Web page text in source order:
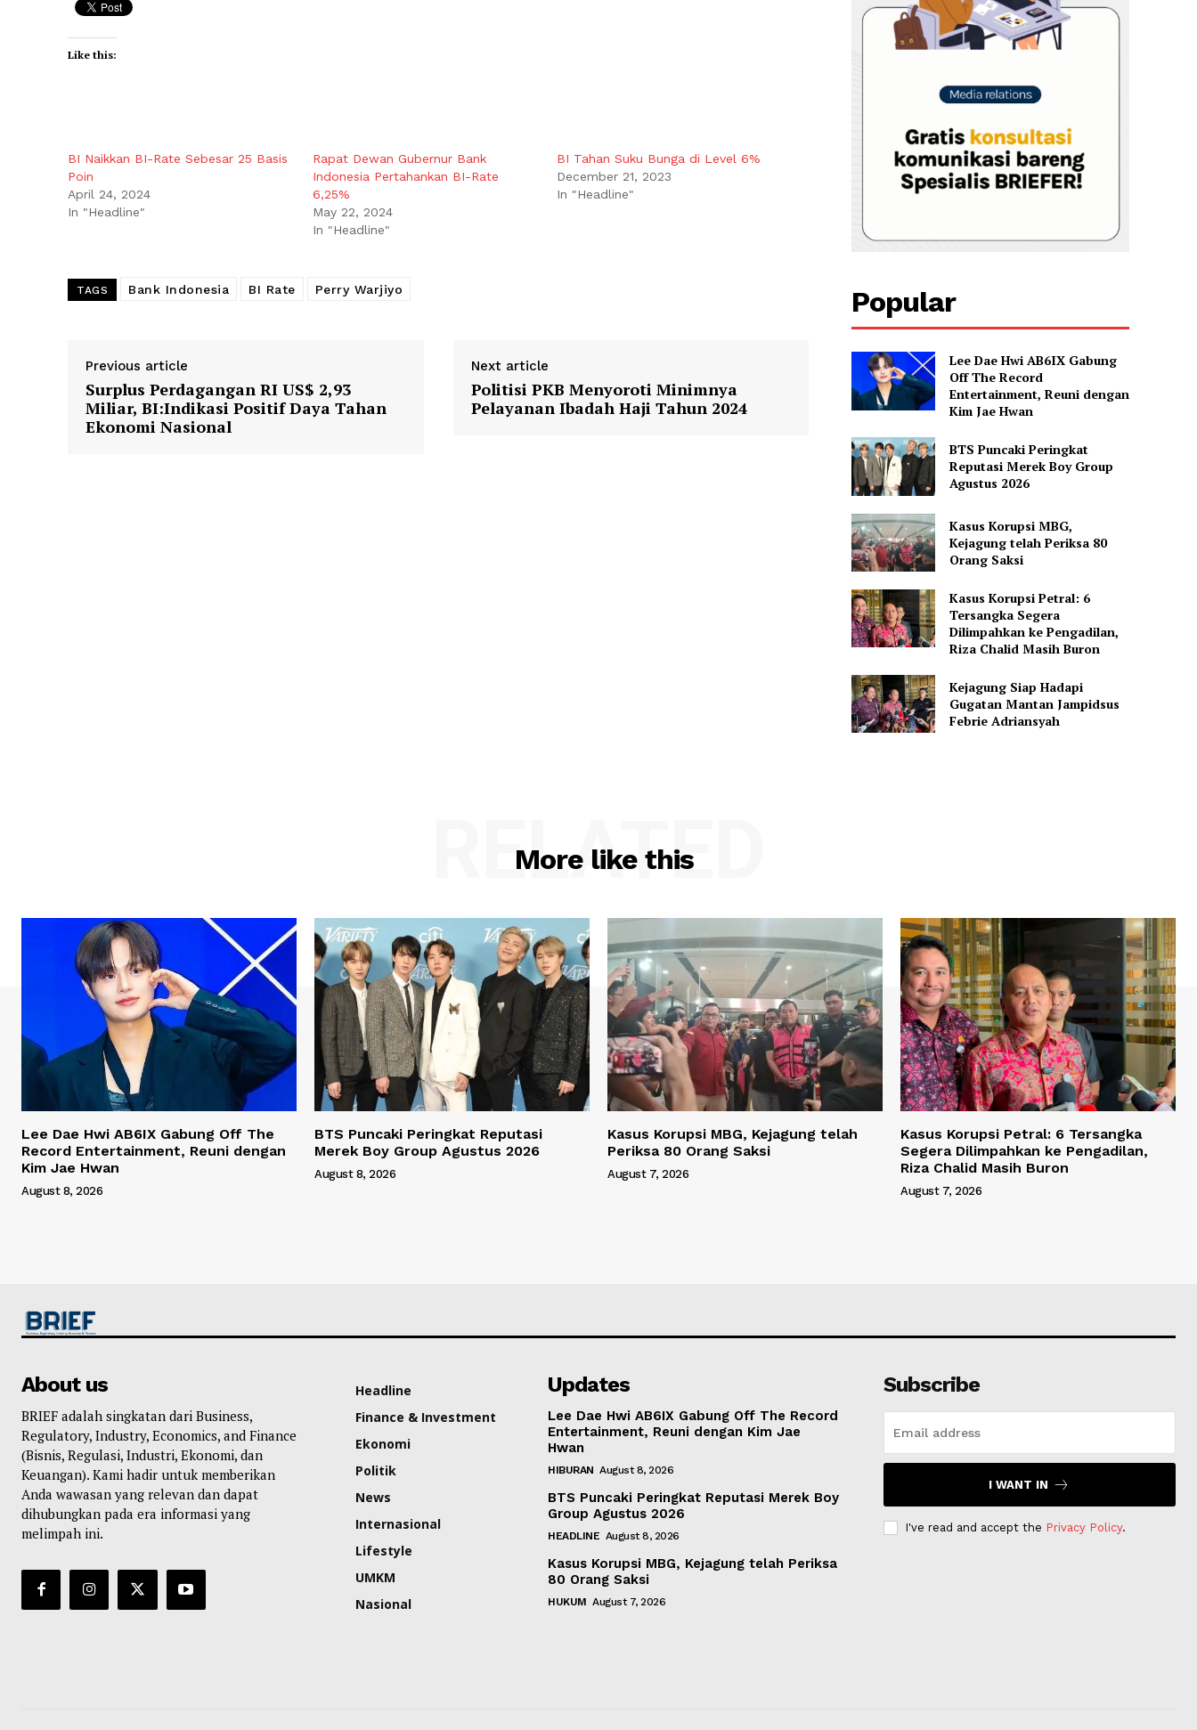
Like this:
BI Naikkan BI-Rate Sebesar 25 Basis
Poin
April 24, 2024
In "Headline"
Rapat Dewan Gubernur Bank
Indonesia Pertahankan BI-Rate
6,25%
May 22, 2024
In "Headline"
BI Tahan Suku Bunga di Level 6%
December 21, 2023
In "Headline"
TAGS Bank Indonesia BI Rate Perry Warjiyo
Previous article
Surplus Perdagangan RI US$ 2,93
Miliar, BI:Indikasi Positif Daya Tahan
Ekonomi Nasional
Next article
Politisi PKB Menyoroti Minimnya
Pelayanan Ibadah Haji Tahun 2024
Popular
Lee Dae Hwi AB6IX Gabung
Off The Record
Entertainment, Reuni dengan
Kim Jae Hwan
BTS Puncaki Peringkat
Reputasi Merek Boy Group
Agustus 2026
Kasus Korupsi MBG,
Kejagung telah Periksa 80
Orang Saksi
Kasus Korupsi Petral: 6
Tersangka Segera
Dilimpahkan ke Pengadilan,
Riza Chalid Masih Buron
Kejagung Siap Hadapi
Gugatan Mantan Jampidsus
Febrie Adriansyah
More like this
RELATED
Lee Dae Hwi AB6IX Gabung Off The
Record Entertainment, Reuni dengan
Kim Jae Hwan
August 8, 2026
BTS Puncaki Peringkat Reputasi
Merek Boy Group Agustus 2026
August 8, 2026
Kasus Korupsi MBG, Kejagung telah
Periksa 80 Orang Saksi
August 7, 2026
Kasus Korupsi Petral: 6 Tersangka
Segera Dilimpahkan ke Pengadilan,
Riza Chalid Masih Buron
August 7, 2026
About us
BRIEF adalah singkatan dari Business,
Regulatory, Industry, Economics, and Finance
(Bisnis, Regulasi, Industri, Ekonomi, dan
Keuangan). Kami hadir untuk memberikan
Anda wawasan yang relevan dan dapat
dihubungkan pada era informasi yang
melimpah ini.
Headline
Finance & Investment
Ekonomi
Politik
News
Internasional
Lifestyle
UMKM
Nasional
Updates
Lee Dae Hwi AB6IX Gabung Off The Record
Entertainment, Reuni dengan Kim Jae
Hwan
HIBURAN August 8, 2026
BTS Puncaki Peringkat Reputasi Merek Boy
Group Agustus 2026
HEADLINE August 8, 2026
Kasus Korupsi MBG, Kejagung telah Periksa
80 Orang Saksi
HUKUM August 7, 2026
Subscribe
I WANT IN
I've read and accept the Privacy Policy.